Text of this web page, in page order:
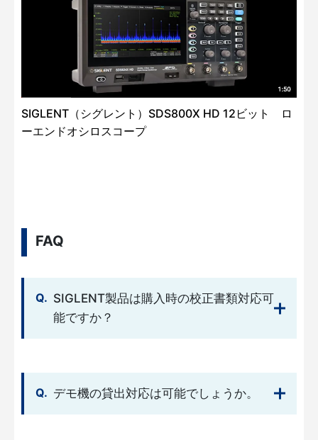
SIGLENT（シグレント）SDS800X HD 12ビット ロ
ーエンドオシロスコープ
FAQ
SIGLENT製品は購入時の校正書類対応可
能ですか？
デモ機の貸出対応は可能でしょうか。